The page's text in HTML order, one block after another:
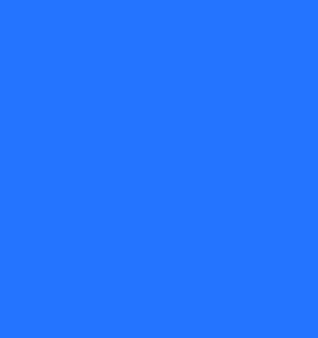
El Mejor
En El Mejor Maestro de
deberán construir un